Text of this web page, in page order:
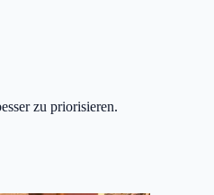
zu priorisieren.